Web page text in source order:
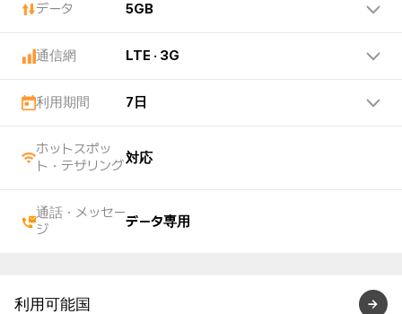
データ 5GB
通信網 LTE · 3G
利用期間 7日
ホットスポッ
ト・テザリング
対応
通話・メッセー
ジ
データ専用
利用可能国